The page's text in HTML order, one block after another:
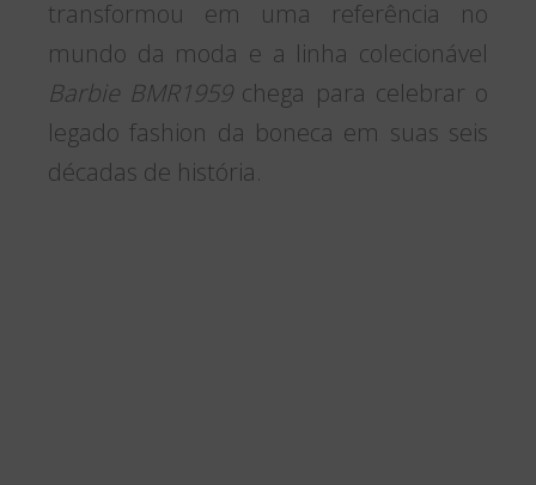
transformou em uma referência no
mundo da moda e a linha colecionável
Barbie BMR1959chega para celebrar o
legado fashion da boneca em suas seis
décadas de história.